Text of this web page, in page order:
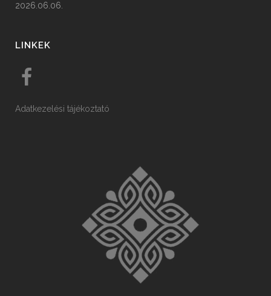
2026.06.06.
LINKEK
Adatkezelési tájékoztató